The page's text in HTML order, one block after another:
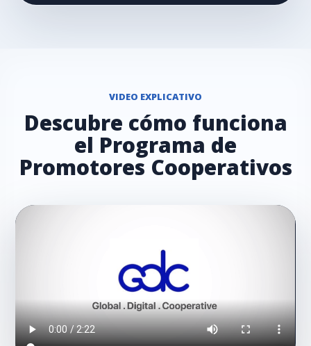
VIDEO EXPLICATIVO
Descubre cómo funciona
el Programa de
Promotores Cooperativos